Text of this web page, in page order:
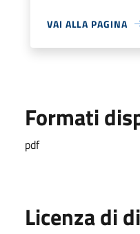
VAI ALLA PAGINA
Formati
pdf
Licenza di